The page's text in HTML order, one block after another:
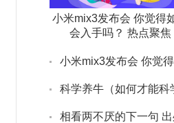
小米mix3发布会 你觉得
会入手吗？ 热点聚焦
小米mix3发布会 你觉
科学养牛（如何才能
相看两不厌的下一句